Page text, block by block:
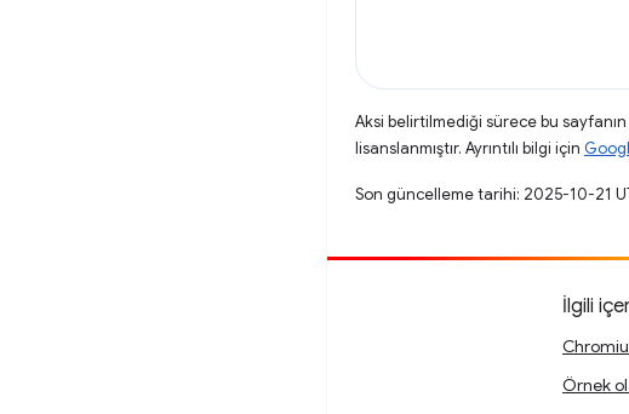
Aksi belirtilmediği sürece bu
lisanslanmıştır. Ayrıntılı bilgi için
Son güncelleme tarihi: 2025-10-21
İlgili
Örnek